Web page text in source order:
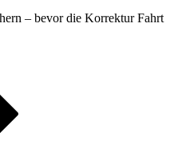
– bevor die Korrektur Fahrt